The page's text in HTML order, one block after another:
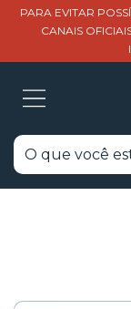
PARA EVITAR
CANAIS